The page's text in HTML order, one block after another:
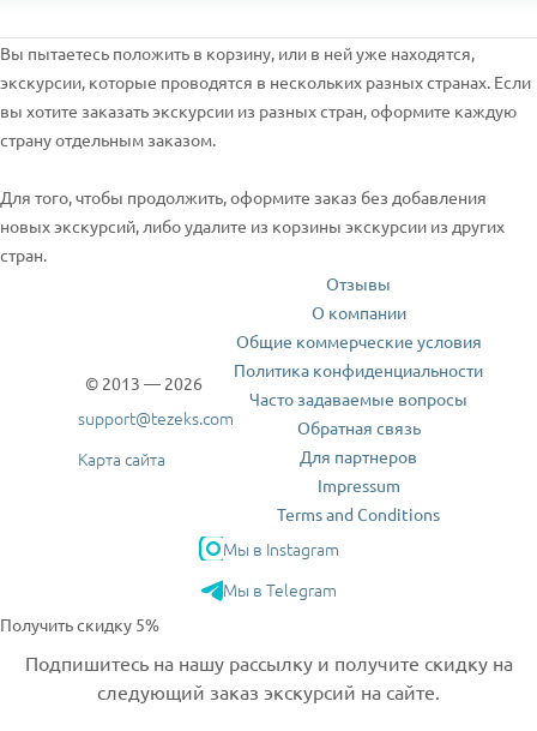
Вы пытаетесь положить в корзину, или в ней уже находятся,
экскурсии, которые проводятся в нескольких разных странах. Если
вы хотите заказать экскурсии из разных стран, оформите каждую
страну отдельным заказом.
Для того, чтобы продолжить, оформите заказ без добавления
новых экскурсий, либо удалите из корзины экскурсии из других
стран.
© 2013 — 2026
support@tezeks.com
Карта сайта
Отзывы
О компании
Общие коммерческие условия
Политика конфиденциальности
Часто задаваемые вопросы
Обратная связь
Для партнеров
Impressum
Terms and Conditions
Мы в Instagram
Мы в Telegram
Получить скидку 5%
Подпишитесь на нашу рассылку и получите скидку на
следующий заказ экскурсий на сайте.